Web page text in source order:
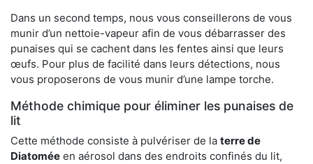
Dans un second temps, nous vous conseillerons de vous
munir d’un nettoie-vapeur afin de vous débarrasser des
punaises qui se cachent dans les fentes ainsi que leurs
œufs. Pour plus de facilité dans leurs détections, nous
vous proposerons de vous munir d’une lampe torche.
Méthode chimique pour éliminer les punaises de
lit
Cette méthode consiste à pulvériser de la terre de
Diatomée en aérosol dans des endroits confinés du lit,